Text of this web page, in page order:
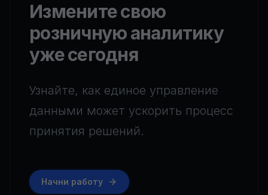
Измените свою
розничную аналитику
уже сегодня
Узнайте, как единое управление
данными может ускорить процесс
принятия решений.
Начни работу